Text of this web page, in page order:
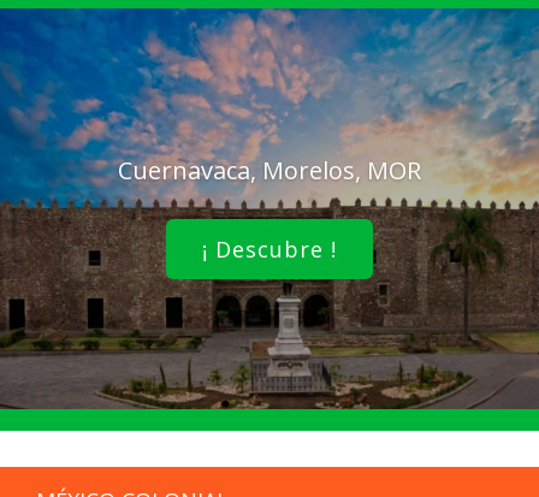
Cuernavaca, Morelos, MOR
¡ Descubre !